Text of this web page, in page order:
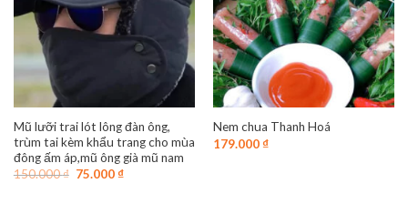
Mũ lưỡi trai lót lông đàn ông,
trùm tai kèm khẩu trang cho mùa
đông ấm áp,mũ ông già mũ nam
150.000₫ Giá
75.000₫Giá
Nem chua Thanh Hoá
179.000₫